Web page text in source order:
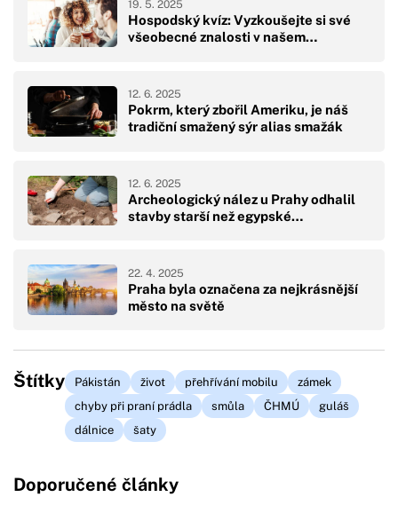
Hospodský kvíz: Vyzkoušejte si své
všeobecné znalosti v našem…
19. 5. 2025
Pokrm, který zbořil Ameriku, je náš
tradiční smažený sýr alias smažák
12. 6. 2025
Archeologický nález u Prahy odhalil
stavby starší než egypské…
12. 6. 2025
Praha byla označena za nejkrásnější
město na světě
22. 4. 2025
Štítky Pákistán život přehřívání mobilu
zámek
chyby při praní prádla
smůla ČHMÚ
guláš
dálnice
šaty
Doporučené články